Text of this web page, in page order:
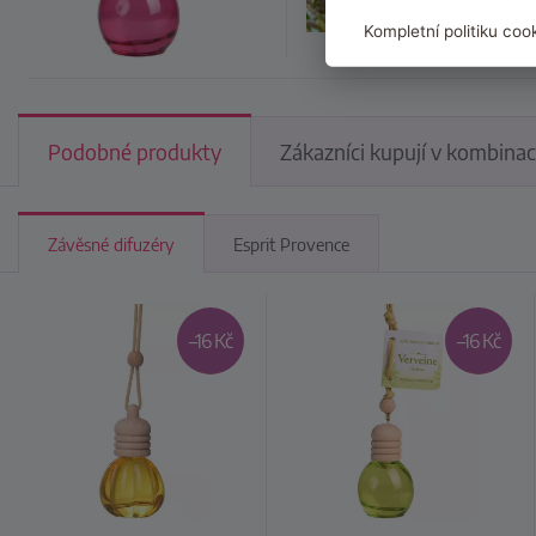
Podobné produkty Zákazníci kupují v
Závěsné difuzéry Esprit Provence
–16 Kč –16 Kč
Kompletní politiku